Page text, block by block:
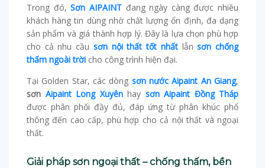
Trong đó,Sơn AIPAINTđang ngày càng được nhiều
khách hàng tin dùng nhờ chất lượng ổn định, đa dạng
sản phẩm và giá thành hợp lý. Đây là lựa chọn phù hợp
cho cả nhu cầu sơn nội thất tốt nhấtlẫnsơn chống
thấm ngoài trời cho công trình hiện đại.
Tại Golden Star, các dòng sơn nước Aipaint An Giang,
sơn Aipaint Long Xuyênhay sơn Aipaint Đồng Tháp
được phân phối đầy đủ, đáp ứng từ phân khúc phổ
thông đến cao cấp, phù hợp cho cả nội thất và ngoại
thất.
Giải pháp sơn ngoại thất – chống thấm, bền